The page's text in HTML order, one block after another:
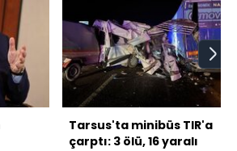
Tarsus'ta minibüs TIR'a
çarptı: 3 ölü, 16 yaralı